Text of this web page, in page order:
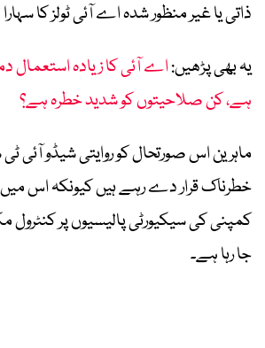
ذاتی یا غیر منظور شدہ اے آئی ٹولز کا
یہ بھی پڑھیں:اے آئی کا زیادہ استعمال
ہے، کن صلاحیتوں کو شدید خطرہ ہے؟
ماہرین اس صورتحال کو روایتی شیڈو آئی
خطرناک قرار دے رہے ہیں کیونکہ اس میں
کمپنی کی سیکیورٹی پالیسیوں پر کنٹرول
جا رہا ہے۔